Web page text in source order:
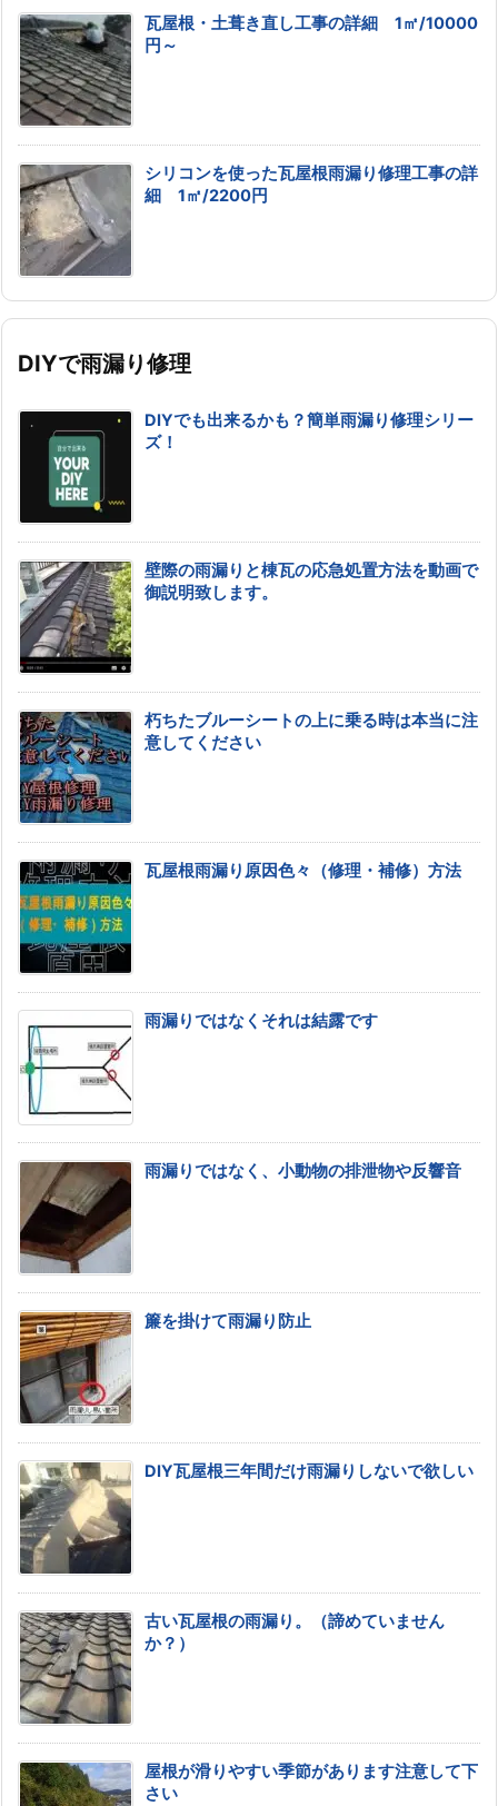
瓦屋根・土葺き直し工事の詳細 1㎡/10000
円～
シリコンを使った瓦屋根雨漏り修理工事の詳
細 1㎡/2200円
DIYで雨漏り修理
DIYでも出来るかも？簡単雨漏り修理シリー
ズ！
壁際の雨漏りと棟瓦の応急処置方法を動画で
御説明致します。
朽ちたブルーシートの上に乗る時は本当に注
意してください
瓦屋根雨漏り原因色々（修理・補修）方法
雨漏りではなくそれは結露です
雨漏りではなく、小動物の排泄物や反響音
簾を掛けて雨漏り防止
DIY瓦屋根三年間だけ雨漏りしないで欲しい
古い瓦屋根の雨漏り。（諦めていません
か？）
屋根が滑りやすい季節があります注意して下
さい